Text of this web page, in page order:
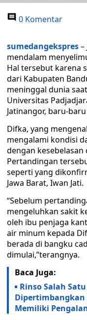
0 Komentar
sumedangekspres–
mendalam
Hal tersebut karena
dari Kabupaten
meninggal dunia
Universitas
Jatinangor, baru-
Difka, yang
mengalami kondisi
dengan kesebelasan
Pertandingan
seperti yang
Jawa Barat, Iwan Jati.
“Sebelum
mengeluhkan sakit
oleh ibu penjaga
air minum kepada
berada di bangku
dimulai,”terangnya.
Baca Juga:
Rinso Salah
Dipertimbangkan
Memiliki